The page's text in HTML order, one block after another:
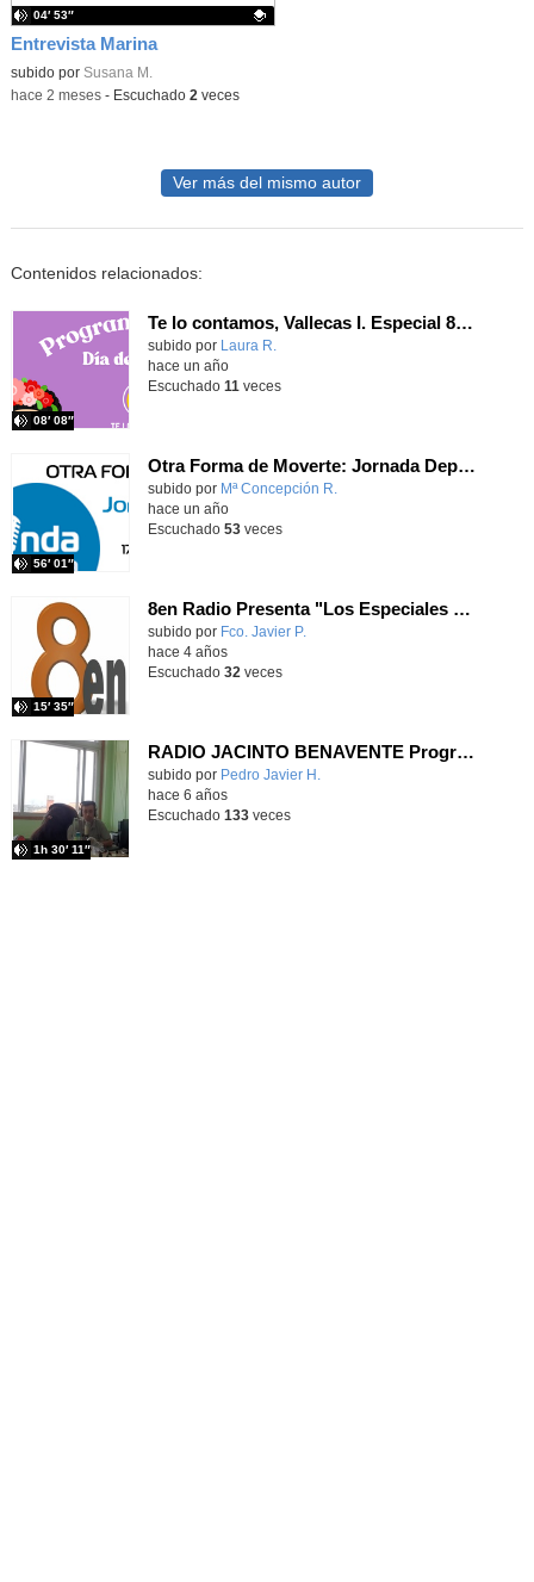
Entrevista Marina
Contenido educativo.
subido por Susana M.
04′ 53″
-hace 2 meses- Escuchado 2veces
Ver más del mismo autor
Contenidos relacionados:
Te lo contamos, Vallecas I. Especial 8M. Programa 3.
Contenido educativo.
subido por Laura R.
08′ 08″
hace un año
Escuchado 11 veces
Otra Forma de Moverte: Jornada Deportiva Alternativa. Onda Lorca
Contenido educativo.
subido por Mª Concepción R.
56′ 01″
hace un año
Escuchado 53veces
8en Radio Presenta "Los Especiales de 8en Radio"
Contenido educativo.
subido por Fco. Javier P.
15′ 35″
hace 4 años
Escuchado 32 veces
RADIO JACINTO BENAVENTE Programa 1
Contenido educativo.
subido por Pedro Javier H.
1h 30′ 11″
hace 6 años
Escuchado 133veces